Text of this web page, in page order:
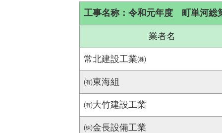
工事名称：令和元年度 町単河
業者名
常北建設工業㈱
㈲東海組
㈲大竹建設工業
㈱金長設備工業